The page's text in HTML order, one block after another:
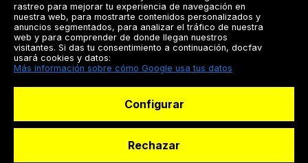
Registrarse
Docfav
rastreo para mejorar tu experiencia de navegación en
nuestra web, para mostrarte contenidos personalizados y
anuncios segmentados, para analizar el tráfico de nuestra
web y para comprender de donde llegan nuestros
visitantes. Si das tu consentimiento a continuación, docfav
usará cookies y datos:
Más información sobre cómo Google usa tus datos
Configurar
Rechazar